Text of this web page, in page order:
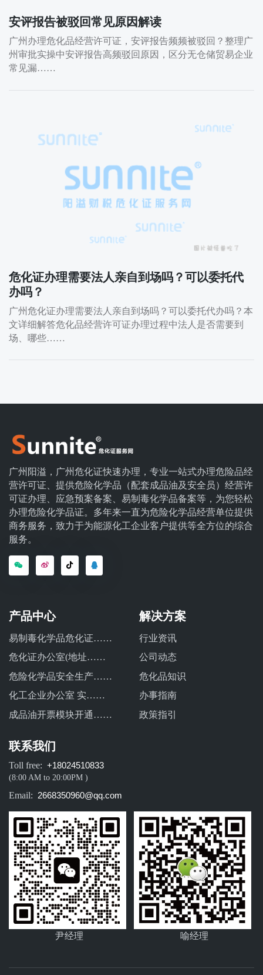
安评报告被驳回常见原因解读
广州办理危化品经营许可证，安评报告频频被驳回？整理广
州审批实操中安评报告高频驳回原因，区分无仓储贸易企业
常见漏……
危化证办理需要法人亲自到场吗？可以委托代
办吗？
广州危化证办理需要法人亲自到场吗？可以委托代办吗？本
文详细解答危化品经营许可证办理过程中法人是否需要到
场、哪些……
广州阳溢，广州危化证快速办理，专业一站式办理危险品经
营许可证、提供危险化学品（配套成品油及安全员）经营许
可证办理、应急预案备案、易制毒化学品备案等，为您轻松
办理危险化学品证。多年来一直为危险化学品经营单位提供
商务服务，致力于为能源化工企业客户提供等全方位的综合
服务。
产品中心
易制毒化学品危化证……
危化证办公室(地址……
危险化学品安全生产……
化工企业办公室 实……
成品油开票模块开通……
解决方案
行业资讯
公司动态
危化品知识
办事指南
政策指引
联系我们
Toll free: +18024510833
(8:00 AM to 20:00PM )
Email: 2668350960@qq.com
尹经理 喻经理